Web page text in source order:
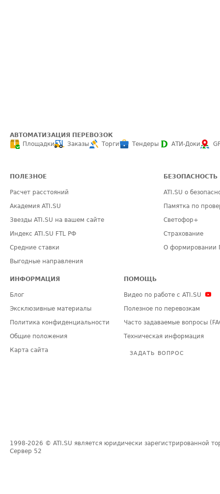
АВТОМАТИЗАЦИЯ ПЕРЕВОЗОК
Площадки
Заказы Торги Тендеры АТИ-Доки
ПОЛЕЗНОЕ
Расчет расстояний
Академия ATI.SU
Звезды ATI.SU на вашем сайте
Индекс ATI.SU FTL РФ
Средние ставки
Выгодные направления
БЕЗОПАСНОСТЬ
ATI.SU о
Памятка по
Светофор+
Страхование
О формировании
ИНФОРМАЦИЯ
Блог
Эксклюзивные материалы
Политика конфиденциальности
Общие положения
Карта сайта
ПОМОЩЬ
Видео по работе с ATI.SU
Полезное по перевозкам
Часто задаваемые вопросы
Техническая информация
ЗАДАТЬ ВОПРОС
1998-2026 © ATI.SU является юридически зарегистрированной
Сервер 52